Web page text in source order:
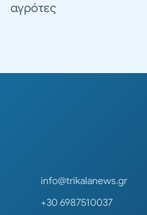
αγρότες
info@trikalanews.gr
+30 6987510037